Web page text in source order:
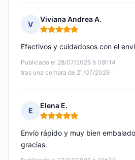
V
Viviana Andrea A.
Nota: 5 de 5
Publicado el 28/07/2026 à 08h14
tras una compra de 21/07/2026
Efectivos y cuidadosos con el
E
Elena E.
Nota: 5 de 5
Envío rápido y muy bien
gracias.